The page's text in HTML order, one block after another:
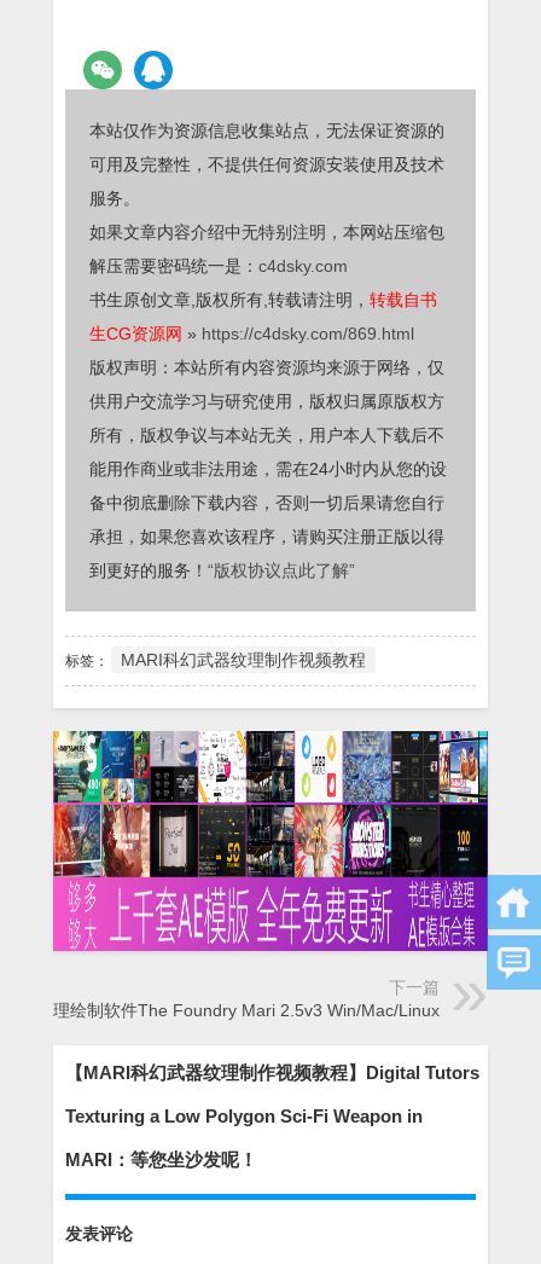
本站仅作为资源信息收集站点，无法保证资源的
可用及完整性，不提供任何资源安装使用及技术
服务。
如果文章内容介绍中无特别注明，本网站压缩包
解压需要密码统一是： c4dsky.com
书生原创文章,版权所有,转载请注明， 转载自书
生CG资源网 » https://c4dsky.com/869.html
版权声明：本站所有内容资源均来源于网络，仅
供用户交流学习与研究使用，版权归属原版权方
所有，版权争议与本站无关，用户本人下载后不
能用作商业或非法用途，需在24小时内从您的设
备中彻底删除下载内容，否则一切后果请您自行
承担，如果您喜欢该程序，请购买注册正版以得
到更好的服务！ “版权协议点此了解”
标签： MARI科幻武器纹理制作视频教程
下一篇
3D纹理绘制软件The Foundry Mari 2.5v3 Win/Mac/Linux
【MARI科幻武器纹理制作视频教程】Digital Tutors
Texturing a Low Polygon Sci-Fi Weapon in
MARI：等您坐沙发呢！
发表评论